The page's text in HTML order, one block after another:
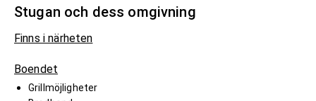
Stugan och dess omgivning
Finns i närheten
Boendet
Grillmöjligheter